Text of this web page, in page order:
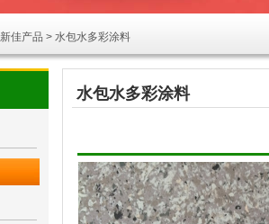
新佳产品 > 水包水多彩涂料
水包水多彩涂料